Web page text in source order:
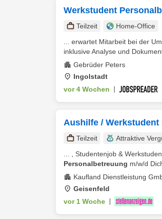
Werkstudent
Teilzeit
Home-Office
... erwartet Mitarbeit bei der
inklusive Analyse und
Gebrüder Peters
Ingolstadt
vor 4 Wochen
Aushilfe / Werkstudent
Teilzeit
Attraktive
... , Studentenjob &
Personalbetreuung m/w/d
Kaufland Dienstleistung
Geisenfeld
vor 1 Woche